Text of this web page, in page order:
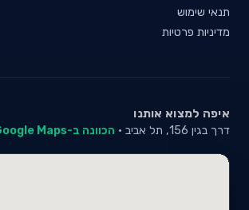
תנאי שימוש
מדיניות פרטיות
איפה למצוא אותנו
דרך בגין 156, תל אביב · הכוונה ב-Google Maps ←